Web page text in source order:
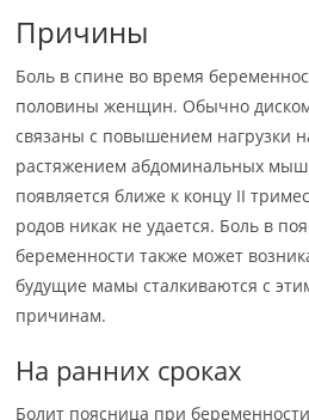
Причины
Боль в спине во время
половины женщин. Обычно
связаны с повышением нагрузки
растяжением абдоминальных
появляется ближе к концу II
родов никак не удается. Боль в
беременности также может
будущие мамы сталкиваются с
причинам.
На ранних сроках
Болит поясница при